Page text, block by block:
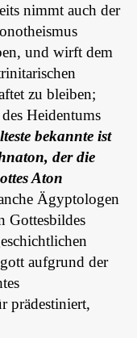
nimmt auch der
und wirft dem
zu bleiben;
Heidentums
bekannte ist
der die
Aton
Ägyptologen
Gottesbildes
aufgrund der
prädestiniert,